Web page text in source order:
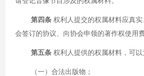
第四条 权利人提交的权属材料应真
会签订的协议、向协会申领的著作权使用
第五条 权利人提供的权属材料，可以
（一）合法出版物；